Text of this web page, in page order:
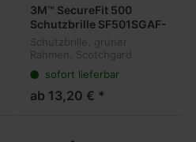
3M™ SecureFit 500
Schutzbrille SF501SGAF-
GRN
Schutzbrille, grüner
Rahmen, Scotchgard
transparente Scheibe
sofort lieferbar
ab 13,20 € *